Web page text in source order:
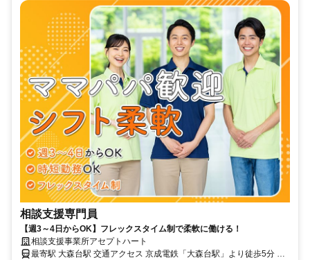
相談支援専門員
【週3～4日からOK】フレックスタイム制で柔軟に働ける！
相談支援事業所アセプトハート
最寄駅 大森台駅 交通アクセス 京成電鉄「大森台駅」より徒歩5分 ✓